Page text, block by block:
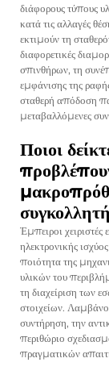
διάφορους τύπους
κατά τις αλλαγές
εκτιμούν τη
διαφορετικές
σπινθήρων, τη
εμφάνισης της
σταθερή απόδοση
μεταβαλλόμενες
Ποιοι
Έμπειροι χειριστές
ηλεκτρονικής
ποιότητα της
υλικών του
τη διαχείριση των
στοιχείων.
συντήρηση, την
περιθώριο
πραγματικών